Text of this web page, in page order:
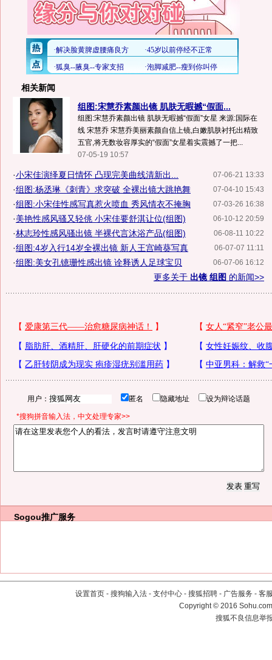
相关新闻
组图:宋慧乔素颜出镜 肌肤无暇撼“假面...
组图:宋慧乔素颜出镜 肌肤无暇撼“假面”女星 来源:国际在
线 宋慧乔 宋慧乔美丽素颜自信上镜,白嫩肌肤衬托出精致
五官,将无数妆容厚实的“假面”女星着实震撼了一把...
07-05-19 10:57
07-06-21 13:33
·小宋佳演绎夏日情怀 凸现完美曲线清新出...
07-04-10 15:43
·组图:杨丞琳《刺青》求突破 全裸出镜大跳艳舞
07-03-26 16:38
·组图:小宋佳性感写真惹火喷血 秀风情衣不掩胸
06-10-12 20:59
·美艳性感风骚又轻佻 小宋佳要舒淇让位(组图)
06-08-11 10:22
·林志玲性感风骚出镜 半裸代言沐浴产品(组图)
06-07-07 11:11
·组图:4岁入行14岁全裸出镜 新人王宫崎葵写真
06-07-06 16:12
·组图:美女孔镱珊性感出镜 诠释诱人足球宝贝
更多关于 出镜 组图 的新闻>>
用户： 匿名 隐藏地址 设为辩论话题
*搜狗拼音输入法，中文处理专家>>
Sogou推广服务
设置首页 - 搜狗输入法 - 支付中心 - 搜狐招聘 - 广告服务 - 客
Copyright©2016
搜狐不良信息举